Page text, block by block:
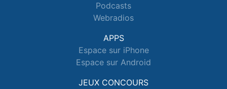
Podcasts
Webradios
APPS
Espace sur iPhone
Espace sur Android
JEUX CONCOURS